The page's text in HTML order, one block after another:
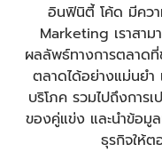
อินฟินิตี้ โค้ด มีคว
Marketing เราสาม
ผลลัพธ์ทางการตลาดที่
ตลาดได้อย่างแม่นยำ
บริโภค รวมไปถึงการ
ของคู่แข่ง และนำข้อมู
ธุรกิจให้